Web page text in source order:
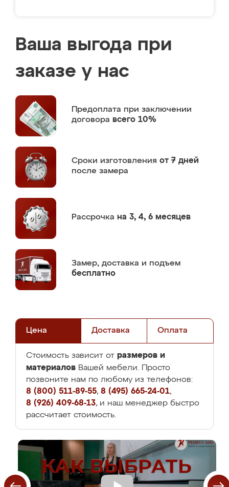
Ваша выгода при
заказе у нас
Предоплата при заключении
договора всего 10%
Сроки изготовления от 7 дней
после замера
Рассрочка на 3, 4, 6 месяцев
Замер, доставка и подъем
бесплатно
Цена Доставка Оплата
Стоимость зависит от размеров и
материалов Вашей мебели. Просто
позвоните нам по любому из телефонов:
8 (800) 511-89-55, 8 (495) 665-24-01,
8 (926) 409-68-13, и наш менеджер быстро
рассчитает стоимость.